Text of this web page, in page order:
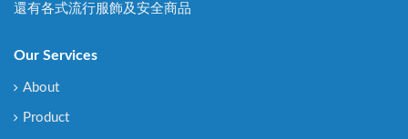
還有各式流行服飾及安全商品
Our Services
About
Product